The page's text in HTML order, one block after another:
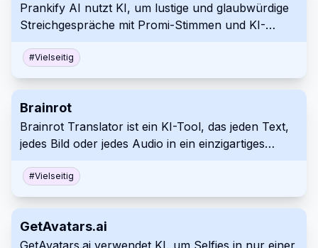
Prankify AI nutzt KI, um lustige und glaubwürdige
Streichgespräche mit Promi-Stimmen und KI-
#Vielseitig
Brainrot
Brainrot Translator ist ein KI-Tool, das jeden Text,
jedes Bild oder jedes Audio in ein einzigartiges
#Vielseitig
GetAvatars.ai
GetAvatars.ai verwendet KI, um Selfies in nur einer